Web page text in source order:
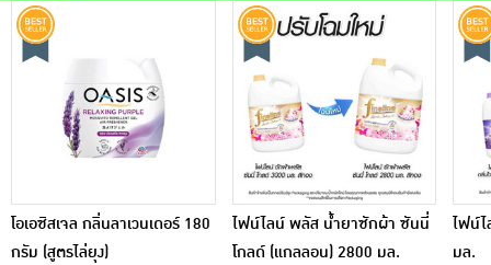
โอเอซิสเจล กลิ่นลาเวนเดอร์ 180
กรัม (สูตรไล่ยุง)
ไฟน์ไลน์ พลัส น้ำยาซักผ้า ซันนี่
โกลด์ (แกลลอน) 2800 มล.
ไฟน์
มล.